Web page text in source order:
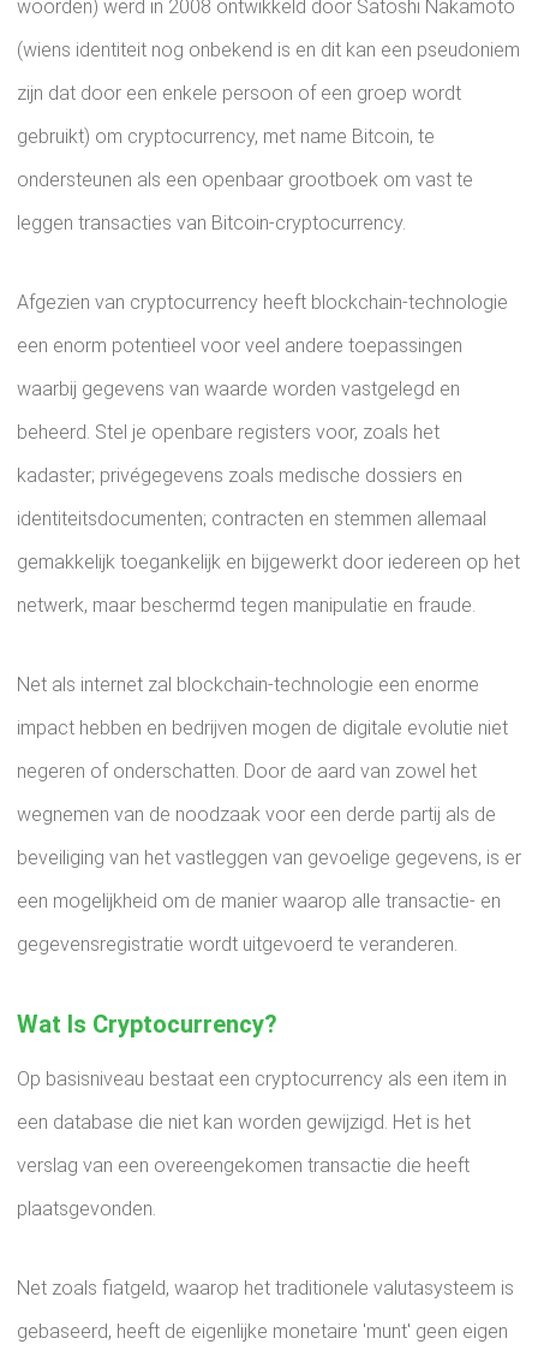
woorden) werd in 2008 ontwikkeld door Satoshi Nakamoto
(wiens identiteit nog onbekend is en dit kan een pseudoniem
zijn dat door een enkele persoon of een groep wordt
gebruikt) om cryptocurrency, met name Bitcoin, te
ondersteunen als een openbaar grootboek om vast te
leggen transacties van Bitcoin-cryptocurrency.
Afgezien van cryptocurrency heeft blockchain-technologie
een enorm potentieel voor veel andere toepassingen
waarbij gegevens van waarde worden vastgelegd en
beheerd. Stel je openbare registers voor, zoals het
kadaster; privégegevens zoals medische dossiers en
identiteitsdocumenten; contracten en stemmen allemaal
gemakkelijk toegankelijk en bijgewerkt door iedereen op het
netwerk, maar beschermd tegen manipulatie en fraude.
Net als internet zal blockchain-technologie een enorme
impact hebben en bedrijven mogen de digitale evolutie niet
negeren of onderschatten. Door de aard van zowel het
wegnemen van de noodzaak voor een derde partij als de
beveiliging van het vastleggen van gevoelige gegevens, is er
een mogelijkheid om de manier waarop alle transactie- en
gegevensregistratie wordt uitgevoerd te veranderen.
Wat Is Cryptocurrency?
Op basisniveau bestaat een cryptocurrency als een item in
een database die niet kan worden gewijzigd. Het is het
verslag van een overeengekomen transactie die heeft
plaatsgevonden.
Net zoals fiatgeld, waarop het traditionele valutasysteem is
gebaseerd, heeft de eigenlijke monetaire 'munt' geen eigen